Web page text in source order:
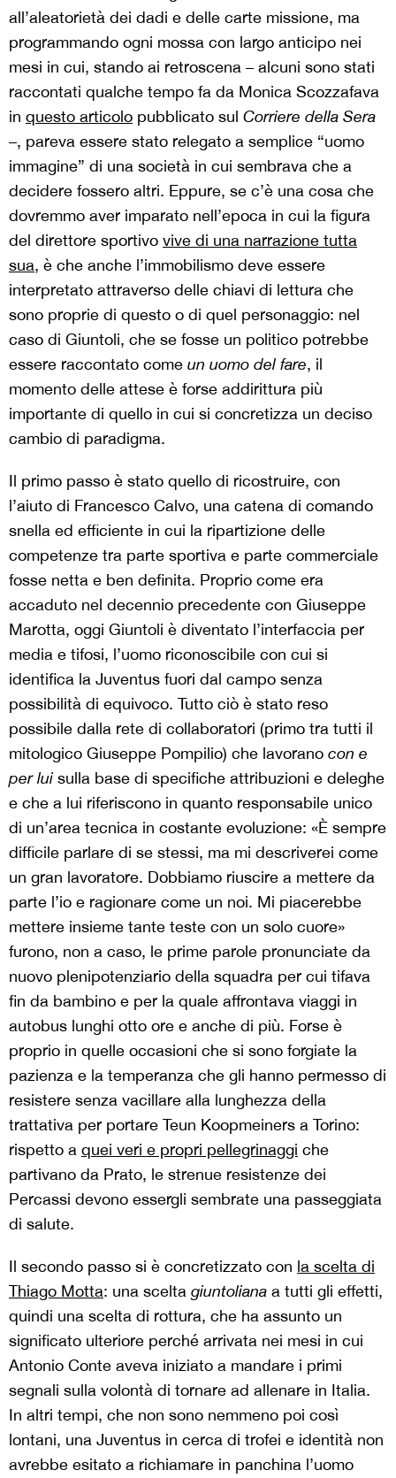
all’aleatorietà dei dadi e delle carte missione, ma
programmando ogni mossa con largo anticipo nei
mesi in cui, stando ai retroscena – alcuni sono stati
raccontati qualche tempo fa da Monica Scozzafava
in questo articolo pubblicato sul Corriere della Sera
–, pareva essere stato relegato a semplice “uomo
immagine” di una società in cui sembrava che a
decidere fossero altri. Eppure, se c’è una cosa che
dovremmo aver imparato nell’epoca in cui la figura
del direttore sportivo vive di una narrazione tutta
sua, è che anche l’immobilismo deve essere
interpretato attraverso delle chiavi di lettura che
sono proprie di questo o di quel personaggio: nel
caso di Giuntoli, che se fosse un politico potrebbe
essere raccontato come un uomo del fare, il
momento delle attese è forse addirittura più
importante di quello in cui si concretizza un deciso
cambio di paradigma.
Il primo passo è stato quello di ricostruire, con
l’aiuto di Francesco Calvo, una catena di comando
snella ed efficiente in cui la ripartizione delle
competenze tra parte sportiva e parte commerciale
fosse netta e ben definita. Proprio come era
accaduto nel decennio precedente con Giuseppe
Marotta, oggi Giuntoli è diventato l’interfaccia per
media e tifosi, l’uomo riconoscibile con cui si
identifica la Juventus fuori dal campo senza
possibilità di equivoco. Tutto ciò è stato reso
possibile dalla rete di collaboratori (primo tra tutti il
mitologico Giuseppe Pompilio) che lavorano con e
per lui sulla base di specifiche attribuzioni e deleghe
e che a lui riferiscono in quanto responsabile unico
di un’area tecnica in costante evoluzione: «È sempre
difficile parlare di se stessi, ma mi descriverei come
un gran lavoratore. Dobbiamo riuscire a mettere da
parte l’io e ragionare come un noi. Mi piacerebbe
mettere insieme tante teste con un solo cuore»
furono, non a caso, le prime parole pronunciate da
nuovo plenipotenziario della squadra per cui tifava
fin da bambino e per la quale affrontava viaggi in
autobus lunghi otto ore e anche di più. Forse è
proprio in quelle occasioni che si sono forgiate la
pazienza e la temperanza che gli hanno permesso di
resistere senza vacillare alla lunghezza della
trattativa per portare Teun Koopmeiners a Torino:
rispetto a quei veri e propri pellegrinaggi che
partivano da Prato, le strenue resistenze dei
Percassi devono essergli sembrate una passeggiata
di salute.
Il secondo passo si è concretizzato con la scelta di
Thiago Motta: una scelta giuntoliana a tutti gli effetti,
quindi una scelta di rottura, che ha assunto un
significato ulteriore perché arrivata nei mesi in cui
Antonio Conte aveva iniziato a mandare i primi
segnali sulla volontà di tornare ad allenare in Italia.
In altri tempi, che non sono nemmeno poi così
lontani, una Juventus in cerca di trofei e identità non
avrebbe esitato a richiamare in panchina l’uomo